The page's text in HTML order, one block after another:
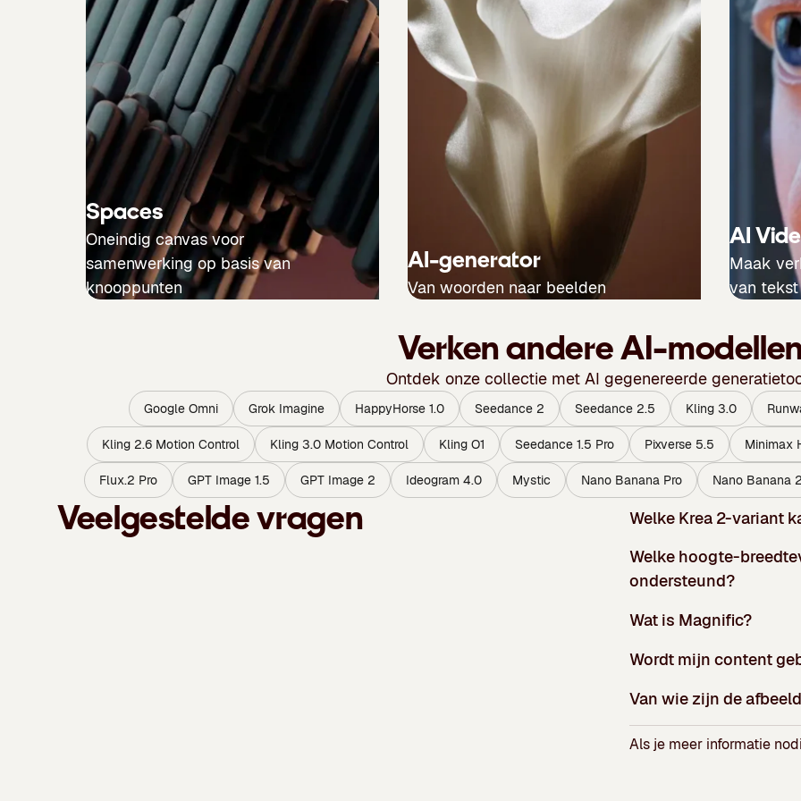
Spaces
Oneindig canvas voor
samenwerking op basis van
knooppunten
AI-generator
Van woorden naar beelden
AI
Maak
van
Verken andere AI-
Ontdek onze collectie met AI gegenereerde
Google Omni Grok Imagine HappyHorse 1.0 Seedance 2 Seedance 2.5 Kling 3.0
Kling 2.6 Motion Control Kling 3.0 Motion Control Kling O1 Seedance 1.5 Pro Pixverse 5.5 Minimax
Flux.2 Pro GPT Image 1.5 GPT Image 2 Ideogram 4.0 Mystic Nano Banana Pro Nano Banana 2
Veelgestelde vragen
Welke Krea 2-variant
Welke hoogte-
ondersteund?
Wat is Magnific?
Wordt mijn content
Van wie zijn de
Als je meer informatie